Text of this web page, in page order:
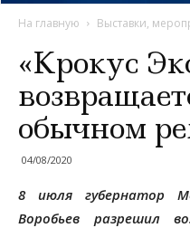
На главную Выставки,
«Крокус
обычном
04/08/2020
8 июля губернатор
Воробьев разрешил